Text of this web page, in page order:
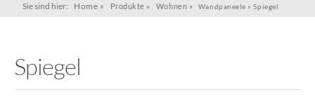
Sie sind hier: Home » Produkte » Wohnen » Wandpaneele »Spiegel
Spiegel